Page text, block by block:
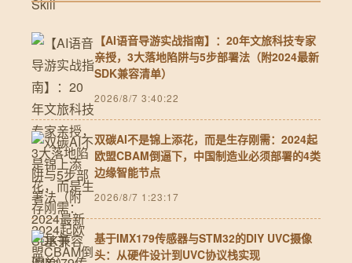
【AI语音导游实战指南】：20年文旅科技专家
亲授，3大落地陷阱与5步部署法（附2024最新
SDK兼容清单）
2026/8/7 3:40:22
双碳AI不是锦上添花，而是生存刚需：2024起
欧盟CBAM倒逼下，中国制造业必须部署的4类
边缘智能节点
2026/8/7 1:23:17
基于IMX179传感器与STM32的DIY UVC摄像
头：从硬件设计到UVC协议栈实现